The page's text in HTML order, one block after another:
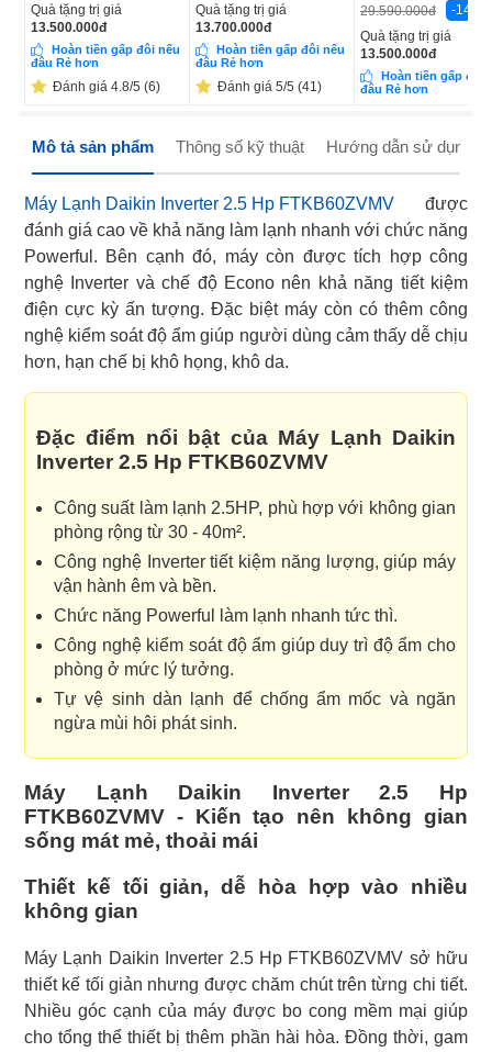
Quà tặng trị giá
13.500.000đ
Hoàn tiền gấp đôi nếu
đâu Rẻ hơn
Đánh giá 4.8/5 (6)
Quà tặng trị giá
13.700.000đ
Hoàn tiền gấp đôi nếu
đâu Rẻ hơn
Đánh giá 5/5 (41)
29.590.000đ
-14%
Quà tặng trị giá
13.500.000đ
Hoàn tiền gấp đôi
đâu Rẻ hơn
Mô tả sản phẩm Thông số kỹ thuật Hướng dẫn sử dụng
Máy Lạnh Daikin Inverter 2.5 Hp FTKB60ZVMV được
đánh giá cao về khả năng làm lạnh nhanh với chức năng
Powerful. Bên cạnh đó, máy còn được tích hợp công
nghệ Inverter và chế độ Econo nên khả năng tiết kiệm
điện cực kỳ ấn tượng. Đặc biệt máy còn có thêm công
nghệ kiểm soát độ ẩm giúp người dùng cảm thấy dễ chịu
hơn, hạn chế bị khô họng, khô da.
Đặc điểm nổi bật của Máy Lạnh Daikin
Inverter 2.5 Hp FTKB60ZVMV
Công suất làm lạnh 2.5HP, phù hợp với không gian
phòng rộng từ 30 - 40m².
Công nghệ Inverter tiết kiệm năng lượng, giúp máy
vận hành êm và bền.
Chức năng Powerful làm lạnh nhanh tức thì.
Công nghệ kiểm soát độ ẩm giúp duy trì độ ẩm cho
phòng ở mức lý tưởng.
Tự vệ sinh dàn lạnh để chống ẩm mốc và ngăn
ngừa mùi hôi phát sinh.
Máy Lạnh Daikin Inverter 2.5 Hp
FTKB60ZVMV - Kiến tạo nên không gian
sống mát mẻ, thoải mái
Thiết kế tối giản, dễ hòa hợp vào nhiều
không gian
Máy Lạnh Daikin Inverter 2.5 Hp FTKB60ZVMV sở hữu
thiết kế tối giản nhưng được chăm chút trên từng chi tiết.
Nhiều góc cạnh của máy được bo cong mềm mại giúp
cho tổng thể thiết bị thêm phần hài hòa. Đồng thời, gam